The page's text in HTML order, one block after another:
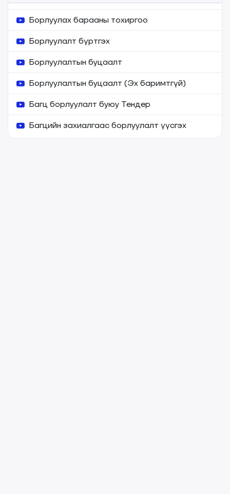
Борлуулах барааны тохиргоо
Борлуулалт бүртгэх
Борлуулалтын буцаалт
Борлуулалтын буцаалт (Эх баримтгүй)
Багц борлуулалт буюу Тендер
Багцийн захиалгаас борлуулалт үүсгэх